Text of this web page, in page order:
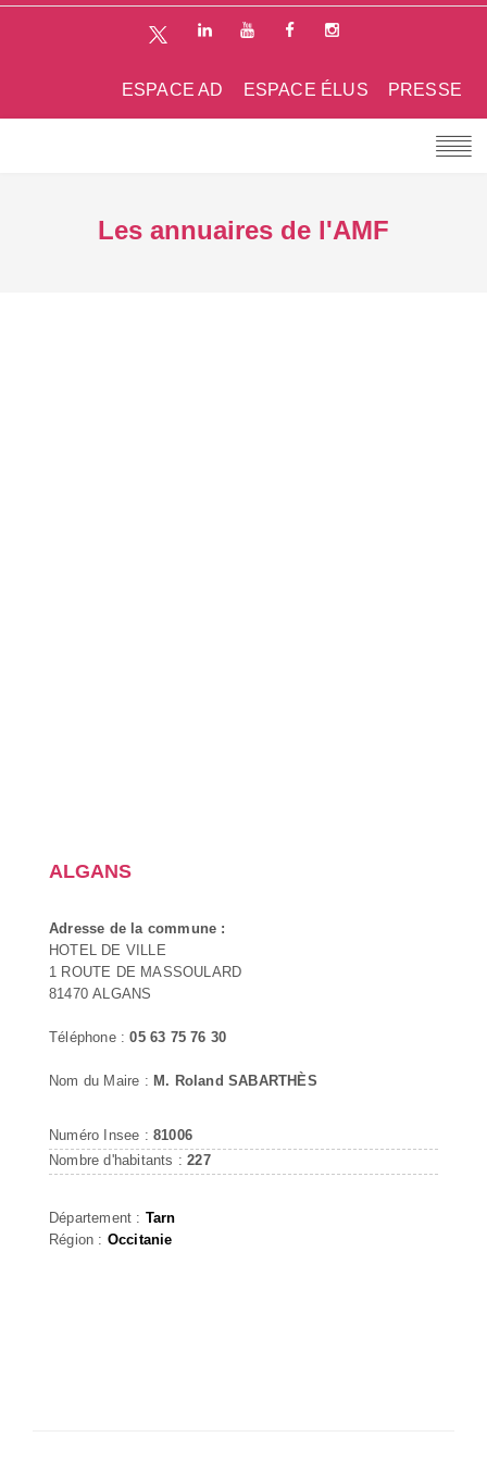
PRESSE
ESPACE ÉLUS
ESPACE AD
Les annuaires de l'AMF
ALGANS
Adresse de la commune :
HOTEL DE VILLE
1 ROUTE DE MASSOULARD
81470 ALGANS
Téléphone :05 63 75 76 30
Nom du Maire : M. Roland SABARTHÈS
Numéro Insee : 81006
Nombre d'habitants :227
Département : Tarn
Région : Occitanie